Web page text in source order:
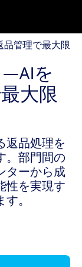
理で最大限の
品管理で最大限
を
大限
返品処理を
。部門間の
ターから成
性を実現す
。